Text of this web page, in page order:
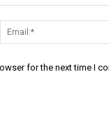
for the next time I